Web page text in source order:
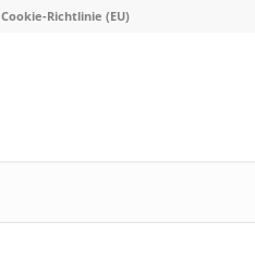
Cookie-Richtlinie (EU)